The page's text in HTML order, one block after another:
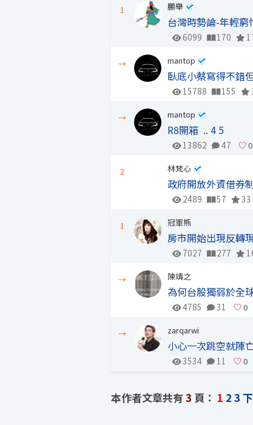
1 鵬舉
台灣時勢論-年輕窮
6099 170
→ mantop
臥底小蔡寫得不錯
15788 155
→ mantop
R8開箱 ..4 5
13862 47
2 林梵心
政府開放外資借券
2489 57 33
1 冠軍熊
房市開始出現反轉
7027 277
→ 陳靖之
為何台股獨弱於全
4785 31
→ zarqarwi
小心一次跳空就陣
3534 11
本作者文章共有 3 頁： 1 2 3